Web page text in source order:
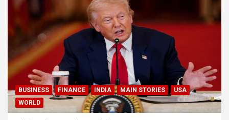
BUSINESS FINANCE INDIA MAIN STORIES
USA
WORLD